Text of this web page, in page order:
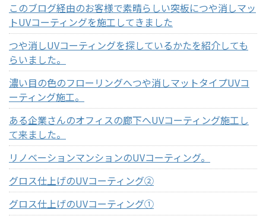
このブログ経由のお客様で素晴らしい突板につや消しマッ
トUVコーティングを施工してきました
つや消しUVコーティングを探しているかたを紹介しても
らいました。
濃い目の色のフローリングへつや消しマットタイプUVコ
ーティング施工。
ある企業さんのオフィスの廊下へUVコーティング施工し
て来ました。
リノベーションマンションのUVコーティング。
グロス仕上げのUVコーティング②
グロス仕上げのUVコーティング①